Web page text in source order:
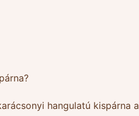
hangulatú kispárna a